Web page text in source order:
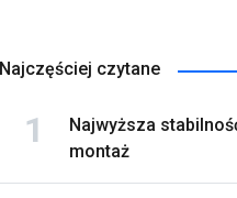
Najczęściej czytane
Najwyższa
montaż